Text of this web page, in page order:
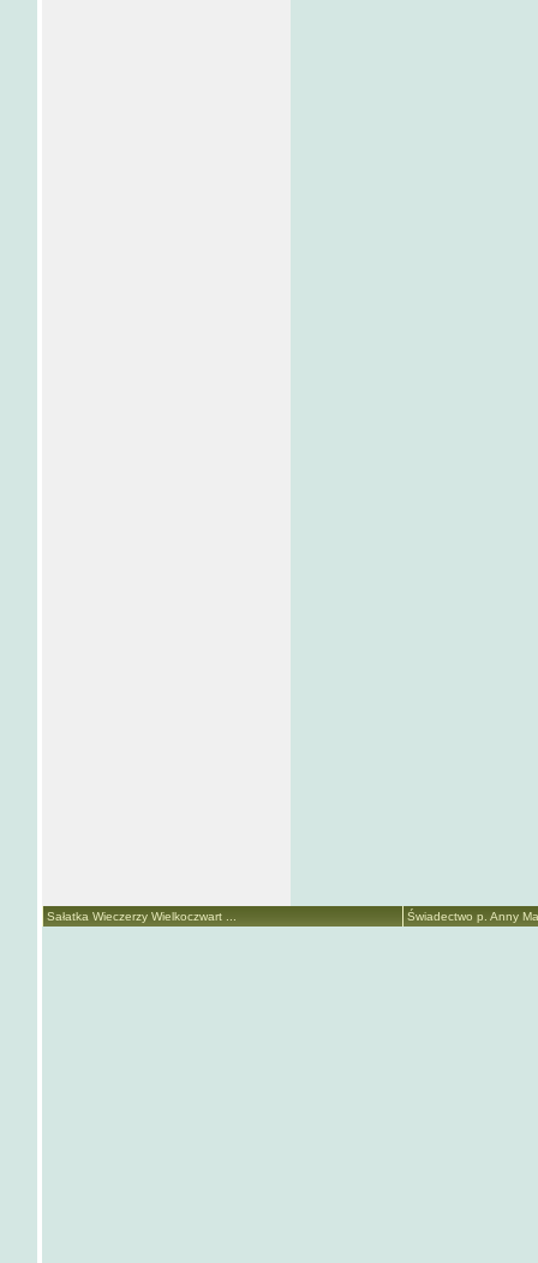
Sałatka Wieczerzy Wielkoczwart ... Świadectwo p. Anny